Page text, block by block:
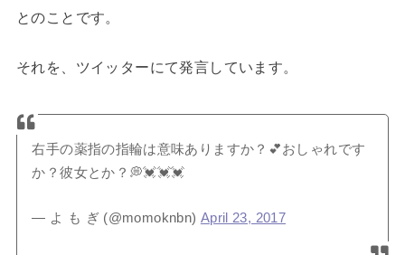
とのことです。
それを、ツイッターにて発言しています。
右手の薬指の指輪は意味ありますか？💕おしゃれです
か？彼女とか？💭💓💓💓
— よ も ぎ (@momoknbn) April 23, 2017